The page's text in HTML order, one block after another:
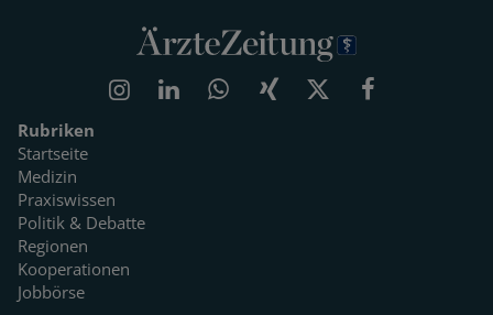
Rubriken
Startseite
Medizin
Praxiswissen
Politik & Debatte
Regionen
Kooperationen
Jobbörse